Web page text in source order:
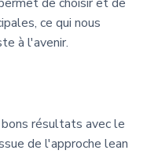
ce qui nous
à l'avenir.
résultats avec le
de l'approche lean